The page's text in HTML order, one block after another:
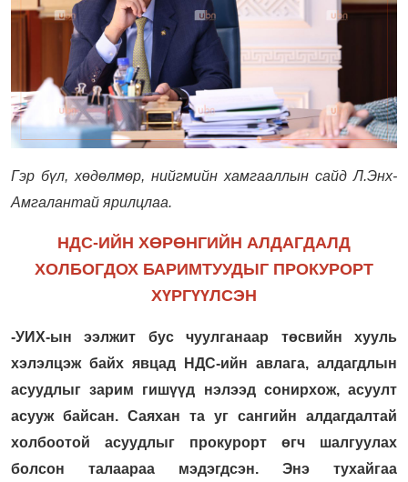
Гэр бүл, хөдөлмөр, нийгмийн хамгааллын сайд Л.Энх-
Амгалантай ярилцлаа.
НДС-ИЙН ХӨРӨНГИЙН АЛДАГДАЛД
ХОЛБОГДОХ БАРИМТУУДЫГ ПРОКУРОРТ
ХҮРГҮҮЛСЭН
-УИХ-ын ээлжит бус чуулганаар төсвийн хууль
хэлэлцэж байх явцад НДС-ийн авлага, алдагдлын
асуудлыг зарим гишүүд нэлээд сонирхож, асуулт
асууж байсан. Саяхан та уг сангийн алдагдалтай
холбоотой асуудлыг прокурорт өгч шалгуулах
болсон талаараа мэдэгдсэн. Энэ тухайгаа